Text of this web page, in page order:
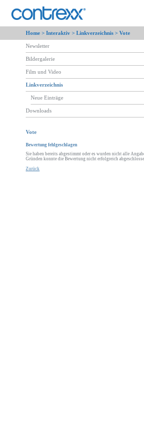
Home > Interaktiv > Linkverzeichnis > Vote
Newsletter
Bildergalerie
Film und Video
Linkverzeichnis
Neue Einträge
Downloads
Vote
Bewertung fehlgeschlagen
Sie haben bereits abgestimmt oder es wurden nicht alle
Gründen konnte die Bewertung nicht erfolgreich
Zurück